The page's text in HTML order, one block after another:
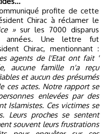
profite de cette
Chirac à réclamer le
»sur les 7000 disparus
années. Une lettre fut
Chirac, mentionnant :
agents de l'Etat ont fait '
aucune famille n'a reçu
et aucun des présumés
ces actes. Notre rapport se
enlevées par des
Islamistes. Ces victimes se
Leurs proches se sentent
souvent leurs frustrations